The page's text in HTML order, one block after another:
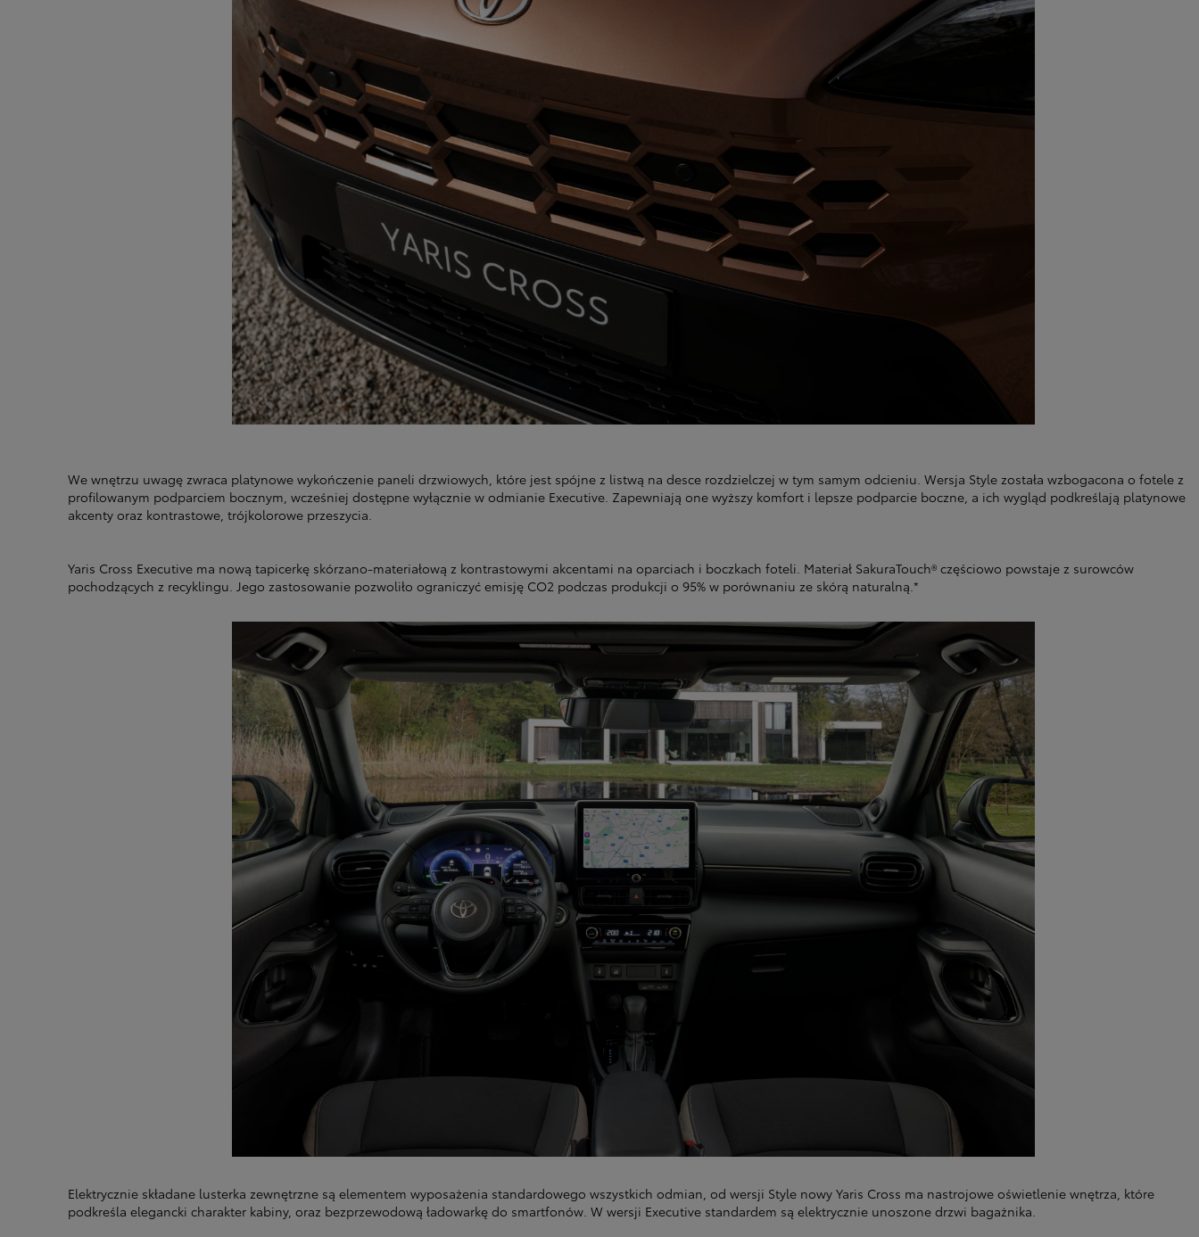
We wnętrzu uwagę zwraca platynowe wykończenie paneli drzwiowych, które jest spójne z listwą na desce rozdzielczej w tym samym odcieniu. Wersja Style została wzbogacona o fotele z
profilowanym podparciem bocznym, wcześniej dostępne wyłącznie w odmianie Executive. Zapewniają one wyższy komfort i lepsze podparcie boczne, a ich wygląd podkreślają platynowe
akcenty oraz kontrastowe, trójkolorowe przeszycia.
Yaris Cross Executive ma nową tapicerkę skórzano-materiałową z kontrastowymi akcentami na oparciach i boczkach foteli. Materiał SakuraTouch® częściowo powstaje z surowców
pochodzących z recyklingu. Jego zastosowanie pozwoliło ograniczyć emisję CO2 podczas produkcji o 95% w porównaniu ze skórą naturalną.*
Elektrycznie składane lusterka zewnętrzne są elementem wyposażenia standardowego wszystkich odmian, od wersji Style nowy Yaris Cross ma nastrojowe oświetlenie wnętrza, które
podkreśla elegancki charakter kabiny, oraz bezprzewodową ładowarkę do smartfonów. W wersji Executive standardem są elektrycznie unoszone drzwi bagażnika.